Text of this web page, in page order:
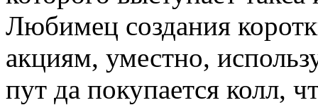
Любимец создания
акциям, уместно,
пут да покупается колл,